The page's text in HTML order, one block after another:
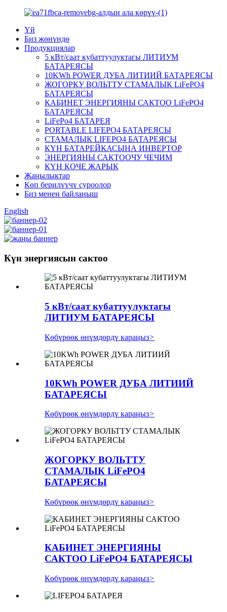
Үй
Биз жөнүндө
Продукциялар
5 кВт/саат кубаттуулуктагы ЛИТИУМ
БАТАРЕЯСЫ
10KWh POWER ДУБА ЛИТИИЙ БАТАРЕЯСЫ
ЖОГОРКУ ВОЛЬТТУ СТАМАЛЫК LiFePO4
БАТАРЕЯСЫ
КАБИНЕТ ЭНЕРГИЯНЫ САКТОО LiFePO4
БАТАРЕЯСЫ
LiFePo4 БАТАРЕЯ
PORTABLE LIFEPO4 БАТАРЕЯСЫ
СТАМАЛЫК LIFEPO4 БАТАРЕЯСЫ
КҮН БАТАРЕЙКАСЫНА ИНВЕРТОР
ЭНЕРГИЯНЫ САКТООЧУ ЧЕЧИМ
КҮН КОЧЕ ЖАРЫК
Жаңылыктар
Көп берилүүчү суроолор
Биз менен байланыш
English
Күн энергиясын сактоо
5 кВт/саат кубаттуулуктагы
ЛИТИУМ БАТАРЕЯСЫ
Көбүрөөк өнүмдөрдү караңыз>
10KWh POWER ДУБА ЛИТИИЙ
БАТАРЕЯСЫ
Көбүрөөк өнүмдөрдү караңыз>
ЖОГОРКУ ВОЛЬТТУ
СТАМАЛЫК LiFePO4
БАТАРЕЯСЫ
Көбүрөөк өнүмдөрдү караңыз>
КАБИНЕТ ЭНЕРГИЯНЫ
САКТОО LiFePO4 БАТАРЕЯСЫ
Көбүрөөк өнүмдөрдү караңыз>